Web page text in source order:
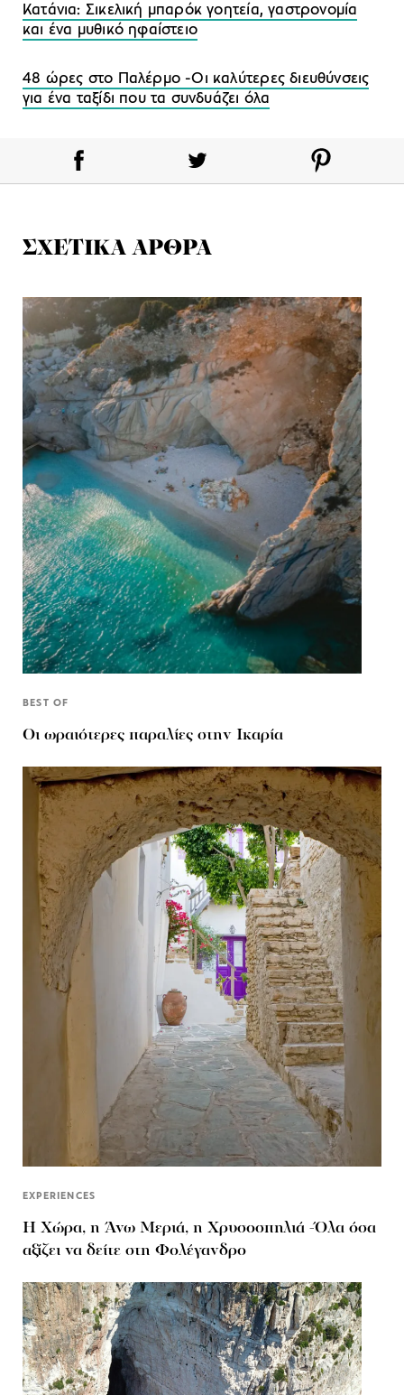
Κατάνια: Σικελική μπαρόκ γοητεία, γαστρονομία
και ένα μυθικό ηφαίστειο
48 ώρες στο Παλέρμο -Οι καλύτερες διευθύνσεις
για ένα ταξίδι που τα συνδυάζει όλα
ΣΧΕΤΙΚΑ ΑΡΘΡΑ
BEST OF
Οι ωραιότερες παραλίες στην Ικαρία
EXPERIENCES
Η Χώρα, η Άνω Μεριά, η Χρυσοσπηλιά -Όλα όσα
αξίζει να δείτε στη Φολέγανδρο